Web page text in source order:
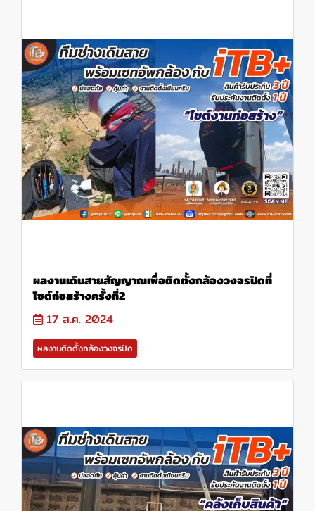
ผลงานเดินสายสัญญาณเพื่อติดตั้งกล้องวงจรปิดที่
ไซต์ก่อสร้างครั้งที่2
17 ส.ค. 2024
ผลงานติดตั้งกล้องวงจรปิด